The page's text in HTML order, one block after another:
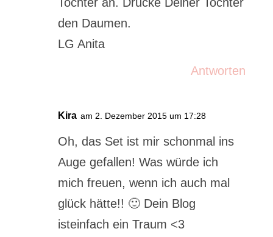
den Daumen.
LG Anita
Antworten
Kira am 2. Dezember 2015 um 17:28
Oh, das Set ist mir schonmal ins
Auge gefallen! Was würde ich
mich freuen, wenn ich auch mal
glück hätte!! 🙂 Dein Blog
isteinfach ein Traum <3